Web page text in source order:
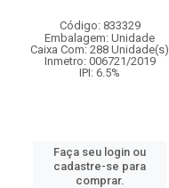
Código: 833329
Embalagem: Unidade
Caixa Com: 288 Unidade(s)
Inmetro: 006721/2019
IPI: 6.5%
Faça seu login ou
cadastre-se para
comprar.